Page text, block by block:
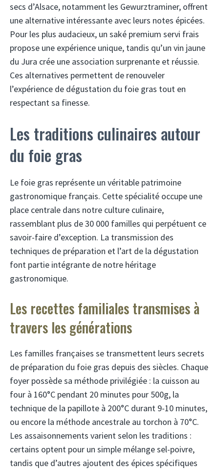
secs d’Alsace, notamment les Gewurztraminer, offrent
une alternative intéressante avec leurs notes épicées.
Pour les plus audacieux, un saké premium servi frais
propose une expérience unique, tandis qu’un vin jaune
du Jura crée une association surprenante et réussie.
Ces alternatives permettent de renouveler
l’expérience de dégustation du foie gras tout en
respectant sa finesse.
Les traditions culinaires autour
du foie gras
Le foie gras représente un véritable patrimoine
gastronomique français. Cette spécialité occupe une
place centrale dans notre culture culinaire,
rassemblant plus de 30 000 familles qui perpétuent ce
savoir-faire d’exception. La transmission des
techniques de préparation et l’art de la dégustation
font partie intégrante de notre héritage
gastronomique.
Les recettes familiales transmises à
travers les générations
Les familles françaises se transmettent leurs secrets
de préparation du foie gras depuis des siècles. Chaque
foyer possède sa méthode privilégiée : la cuisson au
four à 160°C pendant 20 minutes pour 500g, la
technique de la papillote à 200°C durant 9-10 minutes,
ou encore la méthode ancestrale au torchon à 70°C.
Les assaisonnements varient selon les traditions :
certains optent pour un simple mélange sel-poivre,
tandis que d’autres ajoutent des épices spécifiques